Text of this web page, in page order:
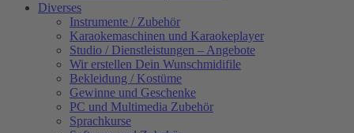
Diverses
Instrumente / Zubehör
Karaokemaschinen und Karaokeplayer
Studio / Dienstleistungen – Angebote
Wir erstellen Dein Wunschmidifile
Bekleidung / Kostüme
Gewinne und Geschenke
PC und Multimedia Zubehör
Sprachkurse